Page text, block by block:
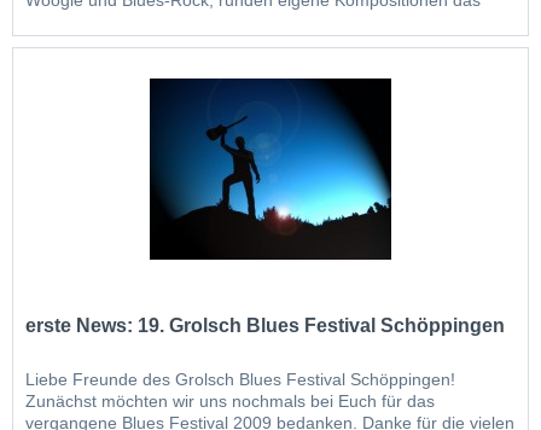
Rock-/Jazz- Blues bietet die Band eine Top- Live-Show.
erste News: 19. Grolsch Blues Festival Schöppingen
Liebe Freunde des Grolsch Blues Festival Schöppingen!
Zunächst möchten wir uns nochmals bei Euch für das
vergangene Blues Festival 2009 bedanken. Danke für die vielen